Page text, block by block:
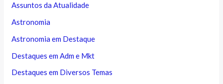
Assuntos da Atualidade
Astronomia
Astronomia em Destaque
Destaques em Adm e Mkt
Destaques em Diversos Temas